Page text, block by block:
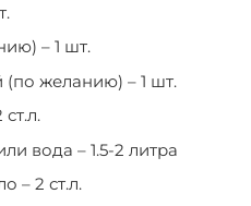
– 1 шт.
желанию) – 1 шт.
вода – 1.5-2 литра
– 2 ст.л.